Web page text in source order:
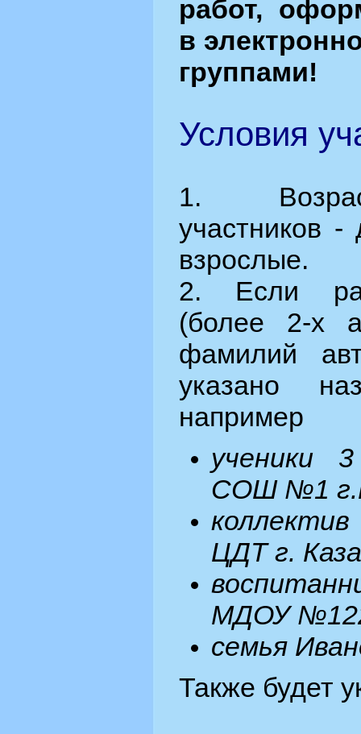
работ,
в
группами!
Условия
1.
участников
взрослые.
2. Если
(более 2-х
фамилий
указано
например
ученики
СОШ №1
ЦДТ г.
МДОУ
семья
Также будет